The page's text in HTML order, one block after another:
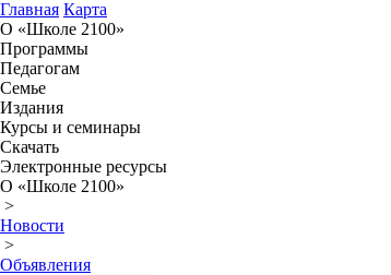
Главная Карта
О «Школе 2100»
Программы
Педагогам
Семье
Издания
Курсы и семинары
Скачать
Электронные ресурсы
О «Школе 2100»
>
Новости
>
Объявления